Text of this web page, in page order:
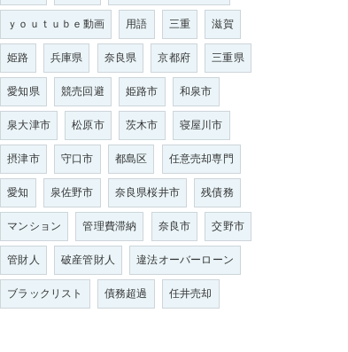
ｙｏｕｔｕｂｅ動画
用語 三重
滋賀
姫路
兵庫県 奈良県 京都府
三重県
愛知県
競売回避 姫路市
和泉市
泉大津市
松原市 茨木市
寝屋川市
摂津市
守口市 都島区
任意売却専門
愛知
泉佐野市 奈良県桜井市
残債務
マンション
管理費滞納 奈良市
交野市
管財人
破産管財人
違法オーバーローン
ブラックリスト
債務超過 任井売却